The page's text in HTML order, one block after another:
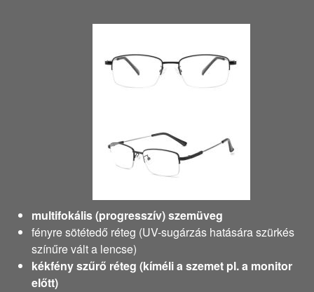
multifokális (progresszív) szemüveg
fényre sötétedő réteg (UV-sugárzás hatására szürkés
színűre vált a lencse)
kékfény szűrő réteg (kíméli a szemet pl. a monitor
előtt)